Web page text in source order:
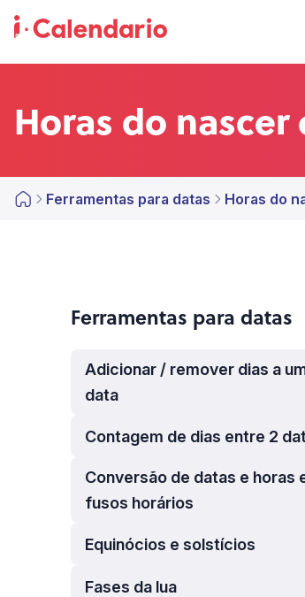
Horas do
Ferramentas para datas Horas do
Ferramentas para datas
Adicionar / remover dias a
data
Contagem de dias entre 2
Conversão de datas e horas
fusos horários
Equinócios e solstícios
Fases da lua